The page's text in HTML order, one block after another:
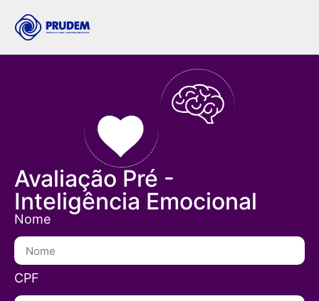
Avaliação Pré -
Inteligência Emocional
Nome
CPF